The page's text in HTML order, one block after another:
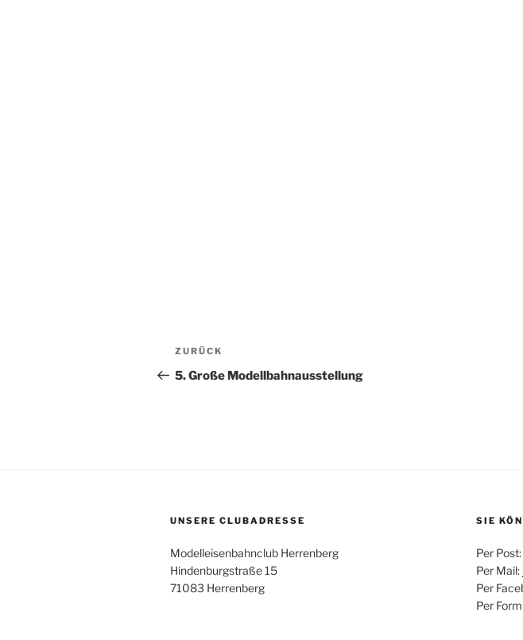
Beitragsnavigation
Vorheriger
Beitrag
ZURÜCK
5. Große Modellbahnausstellung
UNSERE CLUBADRESSE
Modelleisenbahnclub Herrenberg
Hindenburgstraße 15
71083 Herrenberg
SIE
Per
Per Mail:
Per
Per